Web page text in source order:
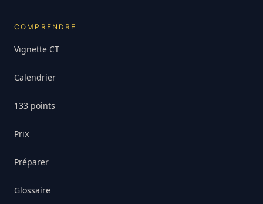
COMPRENDRE
Vignette CT
Calendrier
133 points
Prix
Préparer
Glossaire